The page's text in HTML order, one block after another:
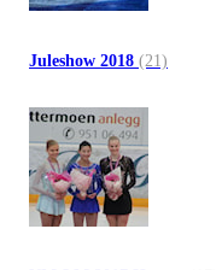
Juleshow 2018 (21)